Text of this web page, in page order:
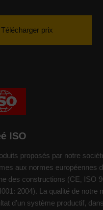
Télécharger prix
ISO
proposés par notre
aux normes européennes
des constructions (CE, ISO
2004). La qualité de notre
d’un système productif,